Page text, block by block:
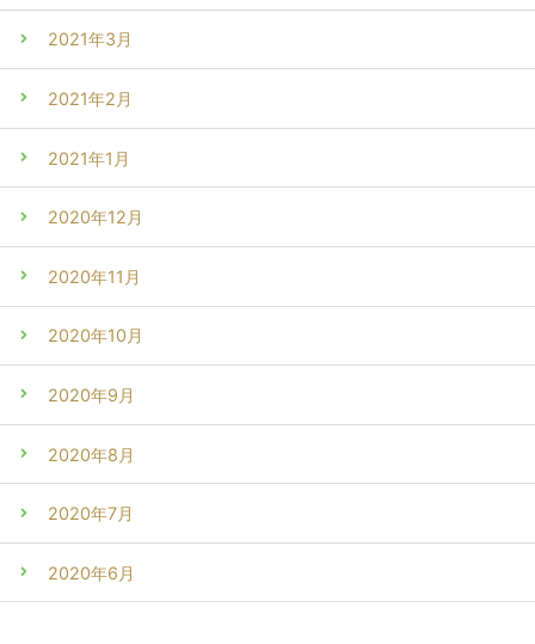
2021年3月
2021年2月
2021年1月
2020年12月
2020年11月
2020年10月
2020年9月
2020年8月
2020年7月
2020年6月